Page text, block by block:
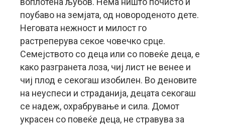
поубаво на земјата, од новороденото дете.
Неговата нежност и милост го
растреперува секое човечко срце.
Семејството со деца или со повеќе деца, е
како разгранета лоза, чиј лист не венее и
чиј плод е секогаш изобилен. Во деновите
на неуспеси и страданија, децата секогаш
се надеж, охрабрување и сила. Домот
украсен со повеќе деца, не стравува за